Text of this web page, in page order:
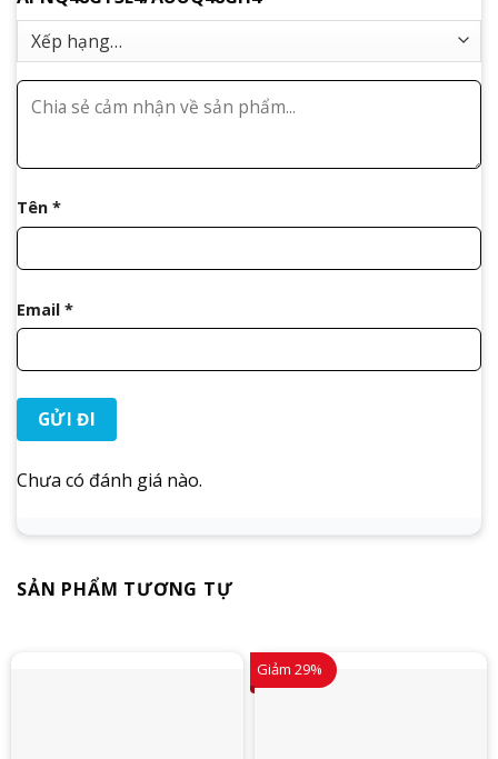
Tên *
Email *
Chưa có đánh giá nào.
SẢN PHẨM TƯƠNG TỰ
Giảm 29%